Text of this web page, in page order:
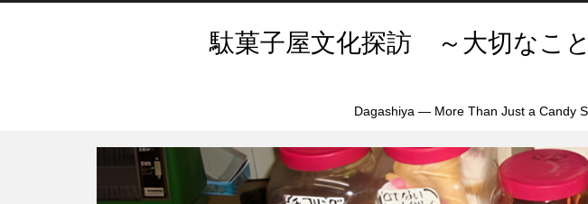
駄菓子屋文化探訪 ～大切なこ
Dagashiya — More Than Just a Candy